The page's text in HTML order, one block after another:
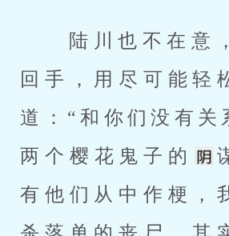
回手，用尽可能轻
道：“和你们没有关
两个樱花鬼子的
有他们从中作梗，